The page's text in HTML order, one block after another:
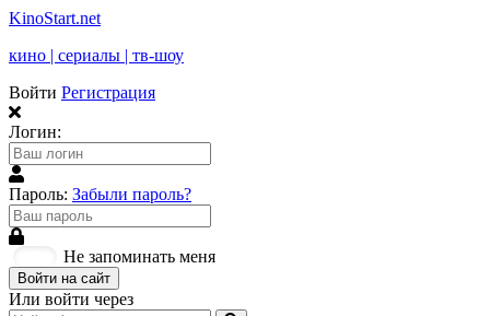
KinoStart.net
кино | сериалы | тв-шоу
Войти Регистрация
Логин:
Пароль: Забыли пароль?
Не запоминать меня
Войти на сайт
Или войти через